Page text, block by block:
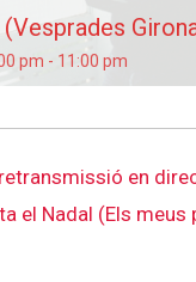
pm - 11:00 pm
en
el Nadal (Els meus